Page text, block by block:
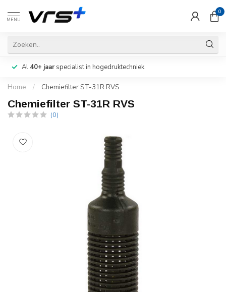
MENU
0
Al 40+ jaarspecialist in hogedruktechniek
Home / Chemiefilter ST-31R RVS
Chemiefilter ST-31R RVS
(0)